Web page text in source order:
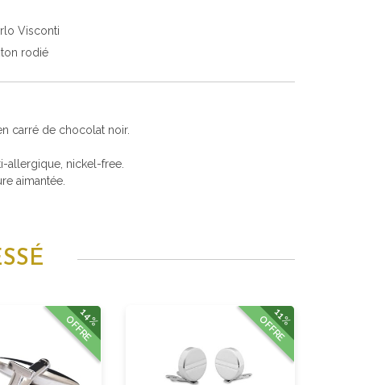
Visconti
rodié
carré de chocolat noir.
allergique, nickel-free.
aimantée.
14%
OFFRE 11%
OFFRE